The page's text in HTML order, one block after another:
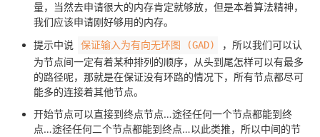
量，当然去申请很大的内存肯定就够放，但是本着算法精神，
我们应该申请刚好够用的内存。
提示中说
保证输入为有向无环图 (GAD)
，所以我们可以认
为节点间一定有着某种排列的顺序，从头到尾怎样可以有最多
的路径呢，那就是在保证没有环路的情况下，所有节点都尽可
能多的连接着其他节点。
开始节点可以直接到终点节点…途径任何一个节点都能到终
点…途径任何二个节点都能到终点…以此类推，所以中间的节